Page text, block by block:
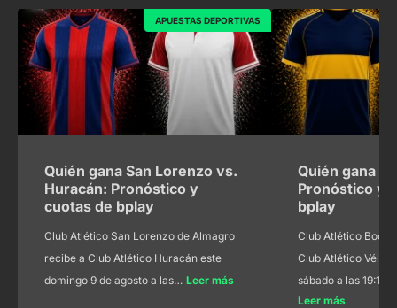
APUESTAS DEPORTIVAS
Quién gana San Lorenzo vs.
Huracán: Pronóstico y
cuotas de bplay
Club Atlético San Lorenzo de Almagro
recibe a Club Atlético Huracán este
domingo 9 de agosto a las… Leer más
Quién gana
Pronóstico y
bplay
Club Atlético Boca
Club Atlético Vélez
sábado a las 19:15
Leer más